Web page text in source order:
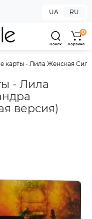
UA RU
Поиск
0
Корзина
карты - Лила Женская
- Лила
версия)